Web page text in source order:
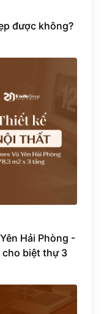
được không?
Hải Phòng -
cho biệt thự 3